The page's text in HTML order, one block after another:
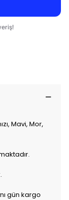
Mavi, Mor,
gün kargo